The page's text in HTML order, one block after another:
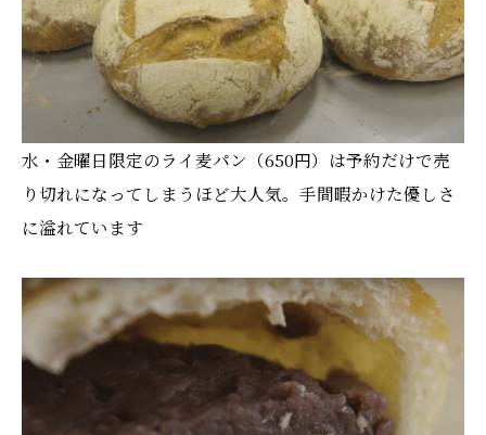
水・金曜日限定のライ麦パン（650円）は予約だけで売
り切れになってしまうほど大人気。手間暇かけた優しさ
に溢れています